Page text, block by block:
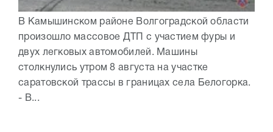
В Камышинском районе Волгоградской области
произошло массовое ДТП с участием фуры и
двух легковых автомобилей. Машины
столкнулись утром 8 августа на участке
саратовской трассы в границах села Белогорка.
- В...